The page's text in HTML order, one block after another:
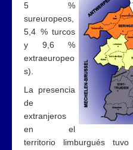
5 %
sureuropeos,
5,4 % turcos
y 9,6 %
extraeuropeo
s).
La presencia
de
extranjeros
en el
territorio limburgués